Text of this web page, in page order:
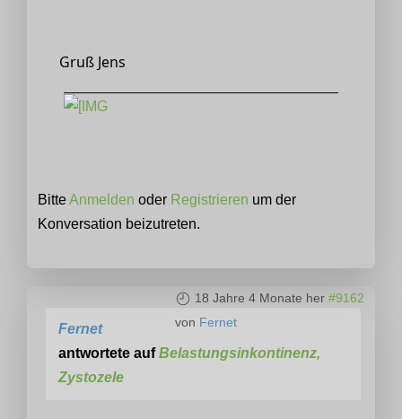
Gruß Jens
BitteAnmelden oder Registrieren um der
Konversation beizutreten.
18 Jahre 4 Monate her #9162
von Fernet
Fernet
antwortete aufBelastungsinkontinenz,
Zystozele